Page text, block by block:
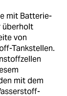
mit Batterie-
überholt
von
Tankstellen.
mit dem